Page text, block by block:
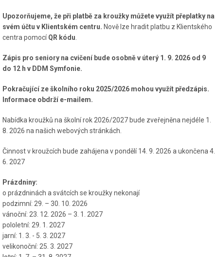
Upozorňujeme, že při platbě za kroužky můžete využít přeplatky na
svém účtu v Klientském centru. Nově lze hradit platbu z Klientského
centra pomocíQR kódu
Zápis pro seniory na cvičení bude osobně v úterý 1. 9. 2026 od 9
do 12 h v DDM Symfonie.
Pokračující ze školního roku 2025/2026 mohou využít předzápis.
Informace obdrží e-mailem.
Nabídka kroužků na školní rok 2026/2027 bude zveřejněna nejdéle 1.
8. 2026 na našich webových stránkách.
Činnost v kroužcích bude zahájena v pondělí 14. 9. 2026 a ukončena 4.
6. 2027
Prázdniny:
o prázdninách a svátcích se kroužky nekonají
podzimní: 29. – 30. 10. 2026
vánoční: 23. 12. 2026 – 3. 1. 2027
pololetní: 29. 1. 2027
jarní: 1. 3. - 5. 3. 2027
velikonoční: 25. 3. 2027